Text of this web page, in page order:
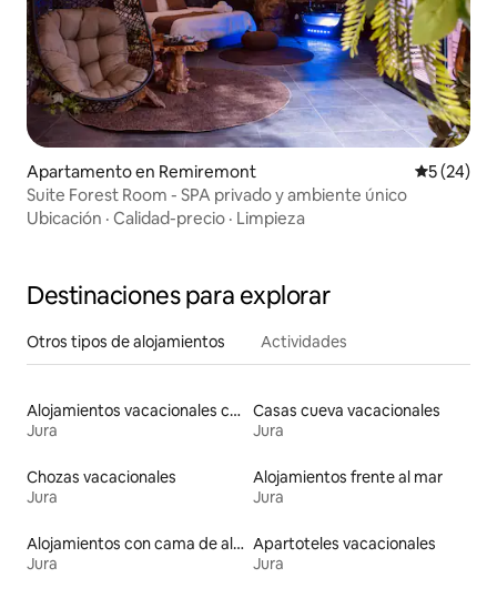
Apartamento en Remiremont
5 (24)
Suite Forest Room - SPA privado y ambiente único
Ubicación · Calidad-precio · Limpieza
Destinaciones para explorar
Otros tipos de alojamientos Actividades
Alojamientos vacacionales con entrada y salida de pistas de esquí
Jura
Casas cueva vacacionales
Jura
Chozas vacacionales
Jura
Alojamientos frente al mar
Jura
Alojamientos con cama de altura accesible
Jura
Apartoteles vacacionales
Jura